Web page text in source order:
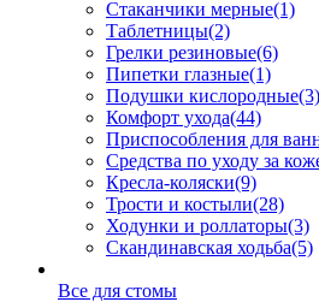
Стаканчики мерные(1)
Таблетницы(2)
Грелки резиновые(6)
Пипетки глазные(1)
Подушки кислородные(3)
Комфорт ухода(44)
Приспособления для
Средства по уходу за
Кресла-коляски(9)
Трости и костыли(28)
Ходунки и роллаторы(3)
Скандинавская ходьба(5)
Все для стомы